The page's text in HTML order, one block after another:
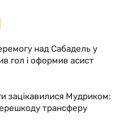
над Сабадель у
гол і оформив асист
зацікавилися Мудриком:
трансферу